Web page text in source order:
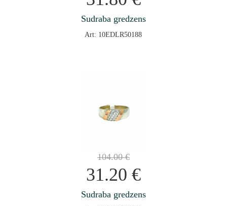
Sudraba gredzens
Art: 10EDLR50188
104.00€
31.20 €
Sudraba gredzens